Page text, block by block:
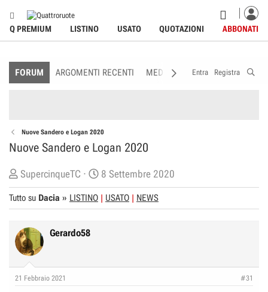
Q PREMIUM LISTINO USATO QUOTAZIONI ABBONATI
FORUM ARGOMENTI RECENTI MEDIA MEMBRI
Entra Registra
Nuove Sandero e Logan 2020
Nuove Sandero e Logan 2020
C
r
e
t
o
e
SupercinqueTC
D
a
t
8 Settembre 2020
Tutto su Dacia » LISTINO USATO NEWS
Gerardo58
21 Febbraio 2021 #31